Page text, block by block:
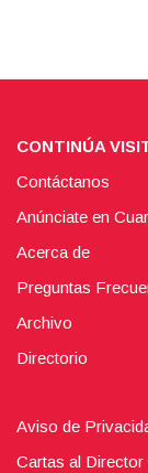
CONTINÚA
Contáctanos
Anúnciate en
Acerca de
Preguntas
Archivo
Directorio
Aviso de
Cartas al Director